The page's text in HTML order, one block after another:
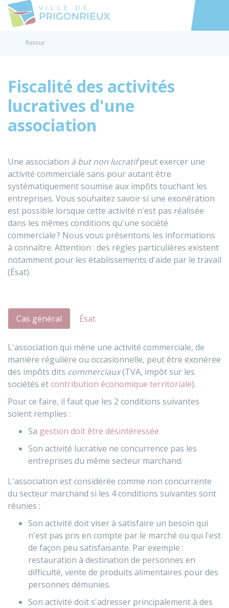
Accéder
Retour
Fiscalité des activités
lucratives d'une
association
Une association à but non lucratifpeut exercer une
activité commerciale sans pour autant être
systématiquement soumise aux impôts touchant les
entreprises. Vous souhaitez savoir si une exonération
est possible lorsque cette activité n'est pas réalisée
dans les mêmes conditions qu'une société
commerciale ? Nous vous présentons les informations
à connaître. Attention : des règles particulières existent
notamment pour les établissements d'aide par le travail
(Ésat).
Cas général Ésat
L'association qui mène une activité commerciale, de
manière régulière ou occasionnelle, peut être exonérée
des impôts dits commerciaux(TVA, impôt sur les
sociétés etcontribution économique territoriale).
Pour ce faire, il faut que les 2 conditions suivantes
soient remplies :
Sa gestion doit être désintéressée
Son activité lucrative ne concurrence pas les
entreprises du même secteur marchand.
L'association est considérée comme non concurrente
du secteur marchand si les 4 conditions suivantes sont
réunies :
Son activité doit viser à satisfaire un besoin qui
n'est pas pris en compte par le marché ou qui l'est
de façon peu satisfaisante. Par exemple :
restauration à destination de personnes en
difficulté, vente de produits alimentaires pour des
personnes démunies.
Son activité doit s'adresser principalement à des